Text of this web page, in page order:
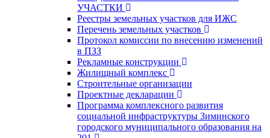
УЧАСТКИ
Реестры земельных участков для ИЖС
Перечень земельных участков
Протокол комиссии по внесению изменений
в ПЗЗ
Рекламные конструкции
Жилищный комплекс
Строительные организации
Проектные декларации
Программа комплексного развития
социальной инфраструктуры Зиминского
городского муниципального образования на